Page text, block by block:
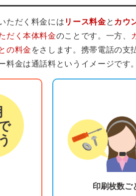
ただく料金には リース料金と カウ
だく本体料金のことです。一方、
の料金 をさします。携帯電話の支
金は通話料というイメージです。
印刷枚数ご